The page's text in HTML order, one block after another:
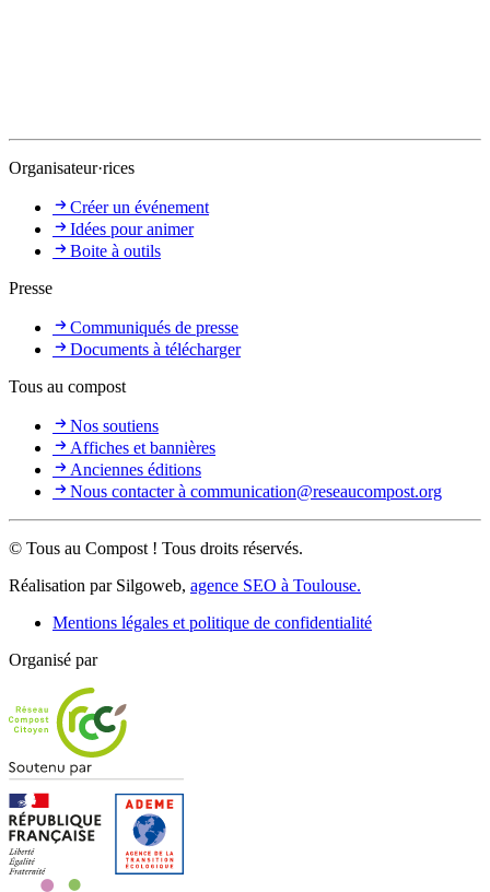
Organisateur·rices
Créer un événement
Idées pour animer
Boite à outils
Presse
Communiqués de presse
Documents à télécharger
Tous au compost
Nos soutiens
Affiches et bannières
Anciennes éditions
Nous contacter à communication@reseaucompost.org
© Tous au Compost ! Tous droits réservés.
Réalisation par Silgoweb, agence SEO à Toulouse.
Mentions légales et politique de confidentialité
Organisé par